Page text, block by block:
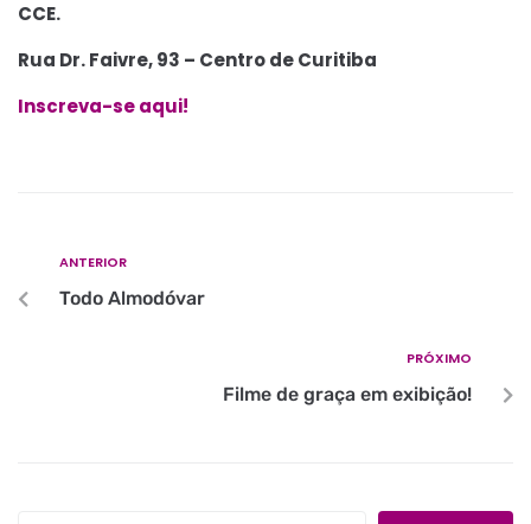
CCE.
Rua Dr. Faivre, 93 – Centro de Curitiba
Inscreva-se aqui!
ANTERIOR
Todo Almodóvar
PRÓXIMO
Filme de graça em exibição!